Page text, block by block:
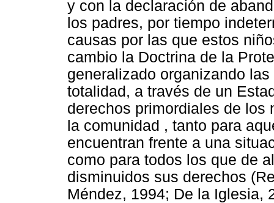
y con la declaración de
los padres, por tiempo
causas por las que estos
cambio la Doctrina de la
generalizado organizando
totalidad, a través de un
derechos primordiales de los
la comunidad , tanto para
encuentran frente a una
como para todos los que de
disminuidos sus derechos
Méndez, 1994; De la Iglesia,